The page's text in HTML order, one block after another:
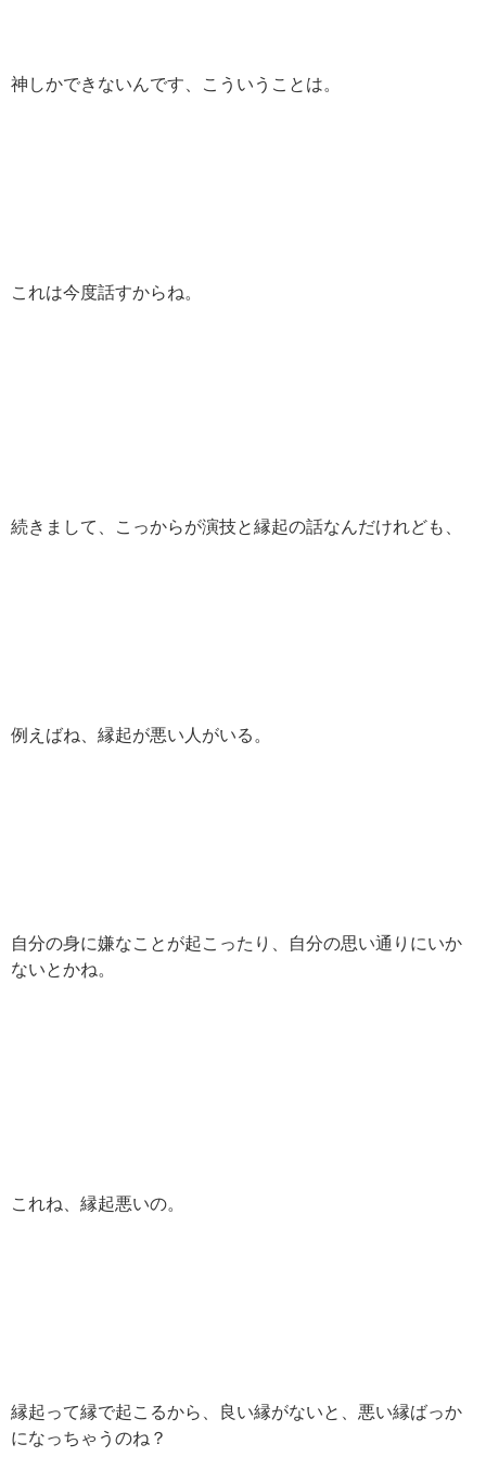
神しかできないんです、こういうことは。
これは今度話すからね。
続きまして、こっからが演技と縁起の話なんだけれども、
例えばね、縁起が悪い人がいる。
自分の身に嫌なことが起こったり、自分の思い通りにいか
ないとかね。
これね、縁起悪いの。
縁起って縁で起こるから、良い縁がないと、悪い縁ばっか
になっちゃうのね？